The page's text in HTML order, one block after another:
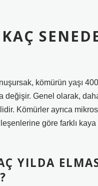
kömürün yaşı
değişir. Genel olarak,
Kömürler ayrıca
göre farklı
YILDA